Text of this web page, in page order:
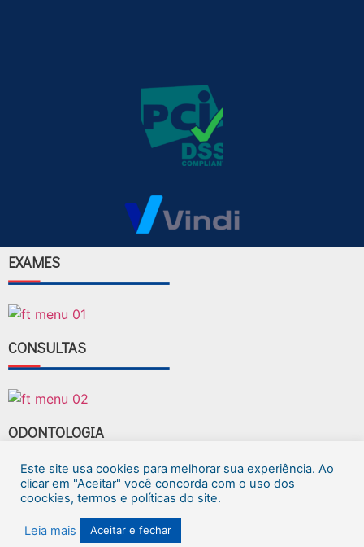
Este site usa cookies para melhorar sua experiência. Ao
clicar em "Aceitar" você concorda com o uso dos
coockies, termos e políticas do site.
Leia mais Aceitar e fechar
EXAMES
CONSULTAS
ODONTOLOGIA
FAÇA SEU AGENDAMENTO